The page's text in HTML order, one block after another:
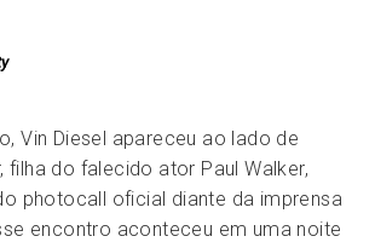
Vin Diesel apareceu ao lado de
filha do falecido ator Paul Walker,
photocall oficial diante da imprensa
encontro aconteceu em uma noite